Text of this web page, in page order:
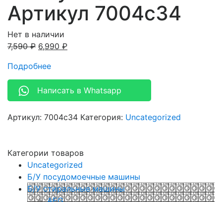
Артикул 7004c34
Нет в наличии
7,590₽ 6,990 ₽
Подробнее
Написать в Whatsapp
Артикул: 7004c34 Категория: Uncategorized
Категории товаров
Uncategorized
Б/У посудомоечные машины
Б/У стиральные машины